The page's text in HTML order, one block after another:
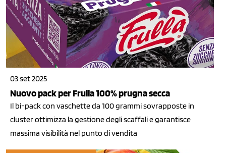
03 set 2025
Nuovo pack per Frulla 100% prugna secca
Il bi-pack con vaschette da 100 grammi sovrapposte in
cluster ottimizza la gestione degli scaffali e garantisce
massima visibilità nel punto di vendita